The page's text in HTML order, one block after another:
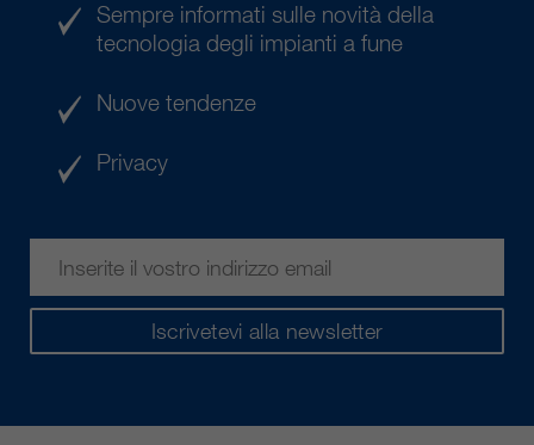
Iscrivetevi alla newsletter
Sempre informati sulle novità della
tecnologia degli impianti a fune
Nuove tendenze
Privacy